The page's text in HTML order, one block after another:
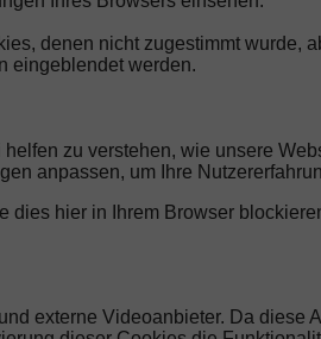
denen nicht zugestimmt wurde,
eingeblendet werden.
zu verstehen, wie unsere
anpassen, um Ihre
dies hier in Ihrem Browser
externe Videoanbieter. Da